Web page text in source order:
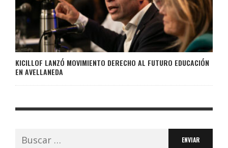
KICILLOF LANZÓ MOVIMIENTO DERECHO AL FUTURO EDUCACIÓN
EN AVELLANEDA
Buscar: